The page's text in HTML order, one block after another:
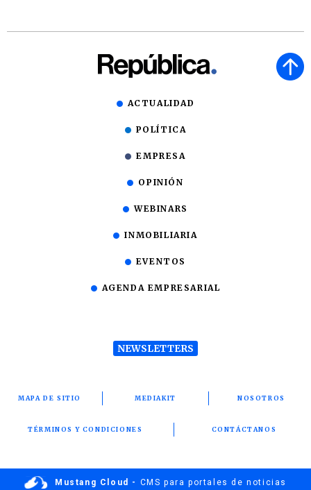
ACTUALIDAD
POLÍTICA
EMPRESA
OPINIÓN
WEBINARS
INMOBILIARIA
EVENTOS
AGENDA EMPRESARIAL
NEWSLETTERS
MAPA DE SITIO MEDIAKIT NOSOTROS
TÉRMINOS Y CONDICIONES CONTÁCTANOS
Mustang Cloud - CMS para portales de noticias